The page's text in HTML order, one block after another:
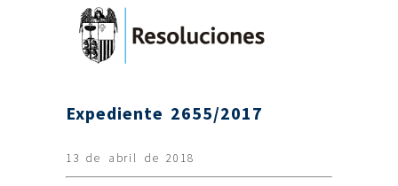
Expediente 2655/2017
13 de abril de 2018